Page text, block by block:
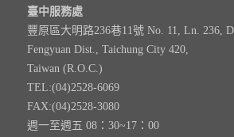
臺中服務處
豐原區大明路236巷11號 No. 11, Ln. 236,
Fengyuan Dist., Taichung City 420,
Taiwan (R.O.C.)
TEL:(04)2528-6069
FAX:(04)2528-3080
週一至週五 08：30~17：00